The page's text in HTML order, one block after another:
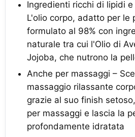
Ingredienti ricchi di lipidi
L'olio corpo, adatto per le
formulato al 98% con
naturale tra cui l'Olio di
Jojoba, che nutrono la
Anche per massaggi –
massaggio rilassante
grazie al suo finish
per massaggi e lascia la
profondamente idratata